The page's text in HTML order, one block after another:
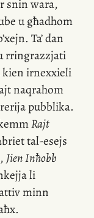
snin wara,
u għadhom
Ta’ dan
rringrazzjati
kien irnexxieli
naqrahom
pubblika.
Rajt
tal-esejs
, Jien Inħobb
li
minn